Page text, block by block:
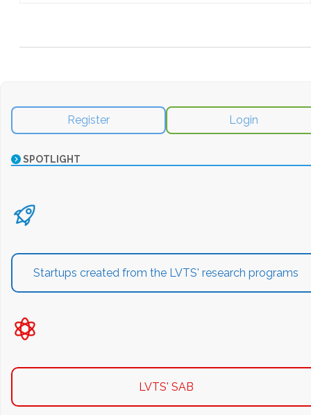
Register Login
SPOTLIGHT
Startups created from the LVTS' research programs
LVTS' SAB